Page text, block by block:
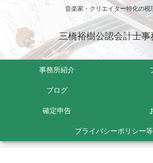
音楽家・クリエイター特化の税
三橋裕樹公認会計士事
事務所紹介
ブログ
確定申告
プライバシーポリシー等